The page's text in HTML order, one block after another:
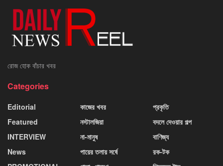
রোজ হোক বাঁচার খবর
Categories
Editorial
Featured
INTERVIEW
News
কাজের খবর
নস্টালজিয়া
না-মানুষ
পায়ের তলায় সর্ষে
প্রকৃতি
বদলে দেওয়ার গল্প
বাণিজ্য
রক-টক